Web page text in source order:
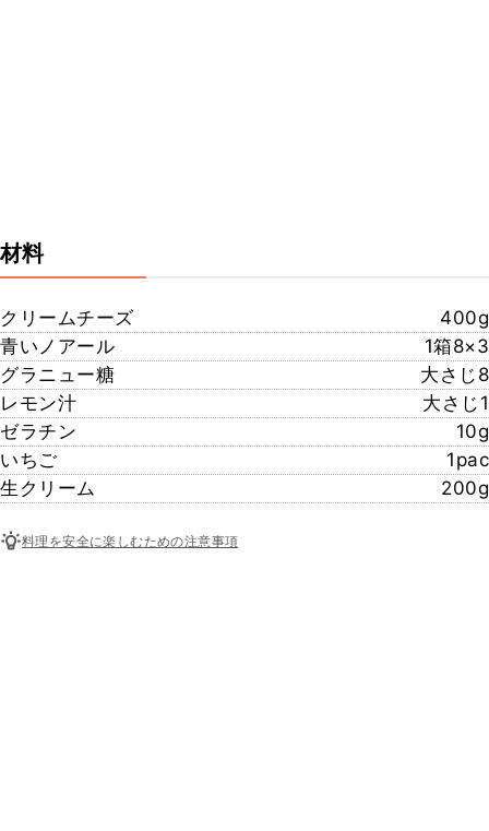
材料
クリームチーズ
400g
青いノアール
1箱8×3
グラニュー糖
大さじ8
レモン汁
大さじ1
ゼラチン
10g
いちご
1pac
生クリーム
200g
料理を安全に楽しむための注意事項